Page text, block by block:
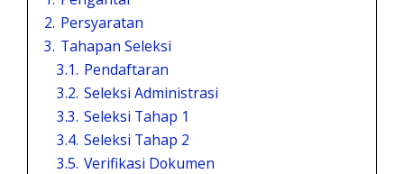
2. Persyaratan
3. Tahapan Seleksi
3.1. Pendaftaran
3.2. Seleksi Administrasi
3.3. Seleksi Tahap 1
3.4. Seleksi Tahap 2
3.5. Verifikasi Dokumen